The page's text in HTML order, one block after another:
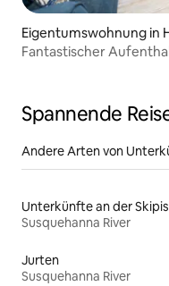
Eigentumswohnung in
Fantastischer
Spannende
Andere Arten von
Unterkünfte an der
Susquehanna River
Jurten
Susquehanna River